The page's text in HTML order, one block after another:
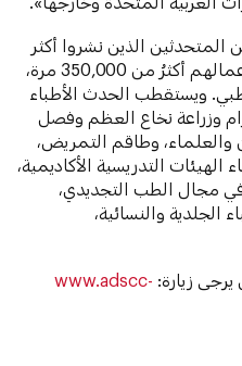
الذين نشروا أكثر
من 5,500 مقالة، واقتُبِسَ من أعمالهم أكثرُ من 350,000 مرة،
ويستقطب الحدث الأطباء
وزراعة نخاع العظم وفصل
والعلماء، وطاقم التمريض،
التدريسية الأكاديمية،
في مجال الطب التجديدي،
والنسائية،
زيارة: www.adscc-